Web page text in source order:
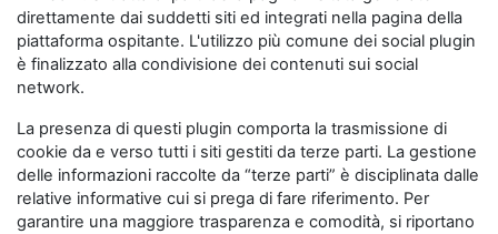
direttamente dai suddetti siti ed integrati nella pagina della
piattaforma ospitante. L'utilizzo più comune dei social plugin
è finalizzato alla condivisione dei contenuti sui social
network.
La presenza di questi plugin comporta la trasmissione di
cookie da e verso tutti i siti gestiti da terze parti. La gestione
delle informazioni raccolte da “terze parti” è disciplinata dalle
relative informative cui si prega di fare riferimento. Per
garantire una maggiore trasparenza e comodità, si riportano